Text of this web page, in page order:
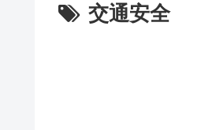
交通安全